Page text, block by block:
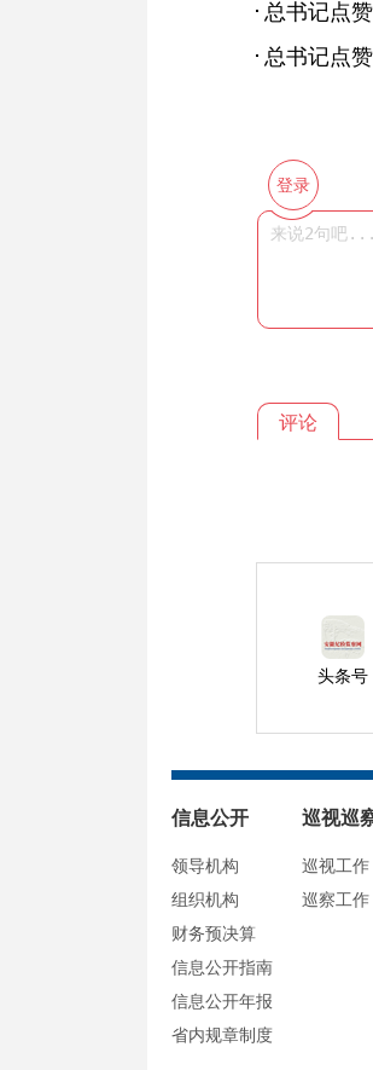
登录
评论
头条号
信息公开
领导机构
组织机构
财务预决算
信息公开指南
信息公开年报
省内规章制度
巡视巡
巡视工作
巡察工作